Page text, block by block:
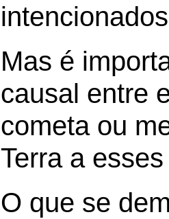
Mas é
causal entre
cometa ou
Terra a
O que se